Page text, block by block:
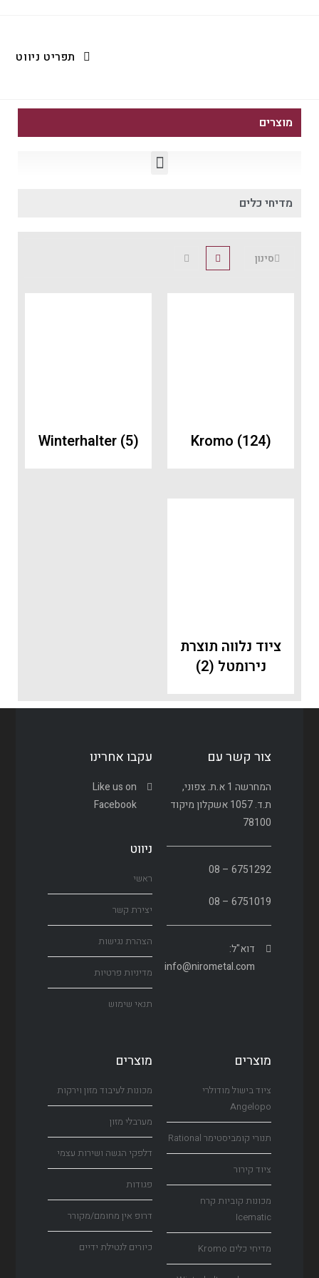
תפריט ניווט
מוצרים
מדיחי כלים
סינון
Kromo (124)
Winterhalter (5)
ציוד נלווה תוצרת
נירומטל (2)
צור קשר עם
המחרשה 1 א.ת. צפוני,
ת.ד. 1057 אשקלון מיקוד
78100
6751292 – 08
6751019 – 08
דוא"ל:
info@nirometal.com
עקבו אחרינו
Like us on
Facebook
ניווט
ראשי
יצירת קשר
הצהרת נגישות
מדיניות פרטיות
תנאי שימוש
מוצרים
ציוד בישול מודולרי
Angelopo
תנורי קומביסטימר Rational
ציוד קירור
מכונות קוביות קרח
Icematic
מדיחי כלים Kromo
מוצרים
מכונות לעיבוד מזון וירקות
מערבלי מזון
דלפקי הגשה ושירות עצמי
פגודות
דרופ אין מחומם/מקורר
כיורים לנטילת ידיים